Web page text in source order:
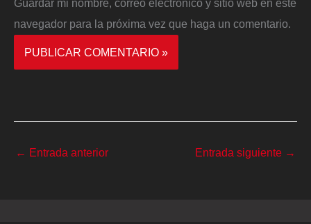
Guardar mi nombre, correo electrónico y sitio web en este
navegador para la próxima vez que haga un comentario.
← Entrada anterior Entrada siguiente →